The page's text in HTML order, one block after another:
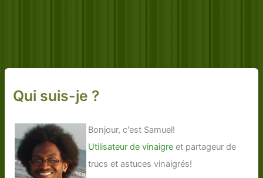
Qui suis-je ?
Bonjour, c'est Samuel!
Utilisateur de vinaigre et partageur de
trucs et astuces vinaigrés!